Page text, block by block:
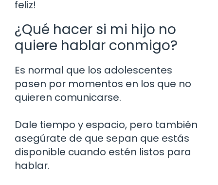
feliz!
¿Qué hacer si mi hijo no
quiere hablar conmigo?
Es normal que los adolescentes
pasen por momentos en los que no
quieren comunicarse.
Dale tiempo y espacio, pero también
asegúrate de que sepan que estás
disponible cuando estén listos para
hablar.